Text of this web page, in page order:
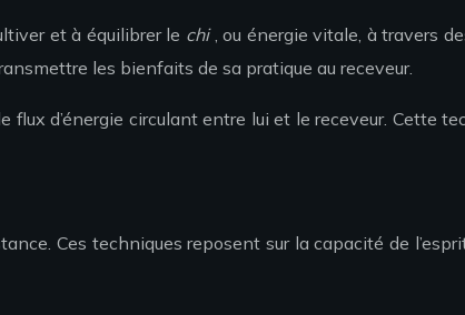
et à équilibrer le chi, ou énergie vitale, à travers
les bienfaits de sa pratique au receveur.
d’énergie circulant entre lui et le receveur. Cette
Ces techniques reposent sur la capacité de